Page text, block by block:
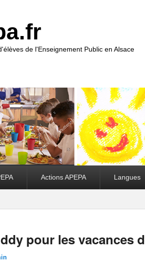
de l'Enseignement Public en Alsace
Actions APEPA Langues
pour les vacances